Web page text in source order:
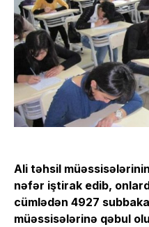
Ali təhsil
nəfər iştirak edib,
cümlədən 4927
müəssisələrinə qəbul